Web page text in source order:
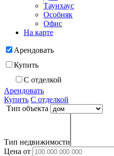
Таунхаус
Особняк
Офис
На карте
Арендовать
Купить
С отделкой
Арендовать
Купить С отделкой
Тип объекта
Тип недвижимости
Цена от